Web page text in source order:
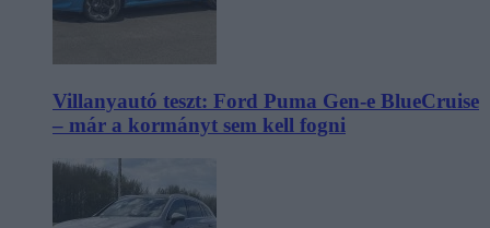
Villanyautó teszt: Ford Puma Gen-e BlueCruise
– már a kormányt sem kell fogni